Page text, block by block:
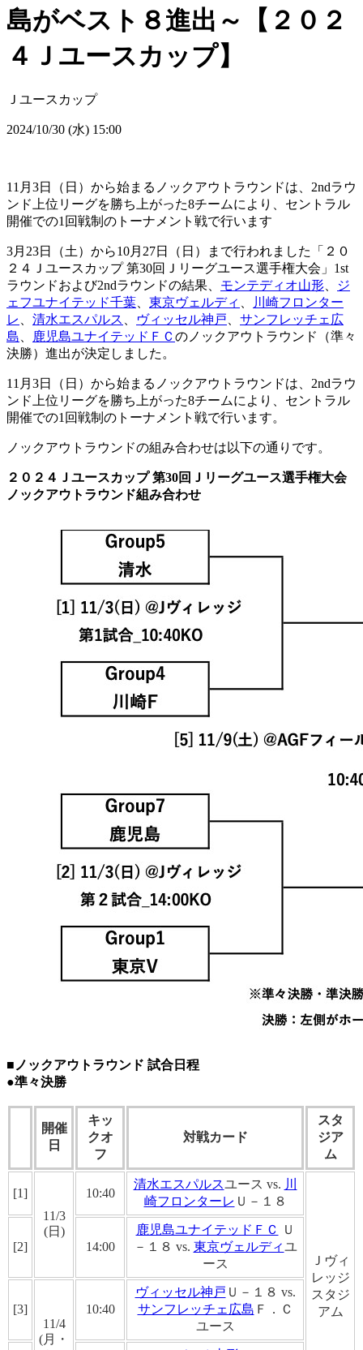
島がベスト８進出～【２０２
４Ｊユースカップ】
Ｊユースカップ
2024/10/30 (水) 15:00
11月3日（日）から始まるノックアウトラウンドは、2ndラウ
ンド上位リーグを勝ち上がった8チームにより、セントラル
開催での1回戦制のトーナメント戦で行います
3月23日（土）から10月27日（日）まで行われました「２０
２４Ｊユースカップ 第30回Ｊリーグユース選手権大会」1st
ラウンドおよび2ndラウンドの結果、 モンテディオ山形
ジ
ェフユナイテッド千葉
東京ヴェルディ
川崎フロンター
レ
清水エスパルス ヴィッセル神戸
サンフレッチェ広
島
鹿児島ユナイテッドＦＣ のノックアウトラウンド（準々
決勝）進出が決定しました。
11月3日（日）から始まるノックアウトラウンドは、2ndラウ
ンド上位リーグを勝ち上がった8チームにより、セントラル
開催での1回戦制のトーナメント戦で行います。
ノックアウトラウンドの組み合わせは以下の通りです。
２０２４Ｊユースカップ 第30回Ｊリーグユース選手権大会
ノックアウトラウンド組み合わせ
■ノックアウトラウンド 試合日程
●準々決勝
開催
日
キッ
クオ
フ
対戦カード
スタ
ジア
ム
[1]
11/3
(日)
10:40
清水エスパルスユース vs. 川
崎フロンターレ Ｕ－１８
Ｊヴィ
レッジ
スタジ
アム
[2] 14:00
鹿児島ユナイテッドＦＣ
Ｕ
－１８ vs. 東京ヴェルディユ
ース
[3]
11/4
(月・
10:40
ヴィッセル神戸 Ｕ－１８ vs.
サンフレッチェ広島 Ｆ．Ｃ
ユース